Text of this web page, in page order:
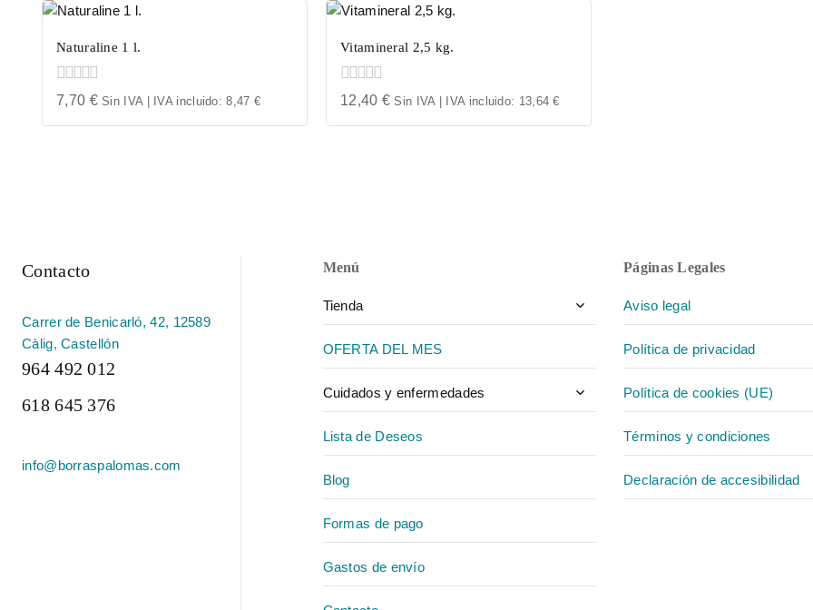
Naturaline 1 l.
0
of
7,70 € Sin IVA | IVA incluido:8,47 €
Vitamineral 2,5 kg.
0
of
12,40 € Sin IVA | IVA incluido: 13,64€
Contacto
Carrer de Benicarló, 42, 12589
Càlig, Castellón
964 492 012
618 645 376
info@borraspalomas.com
Menú
Tienda
menu
OFERTA DEL MES
Cuidados y enfermedades
menu
Lista de Deseos
Blog
Formas de pago
Gastos de envío
Páginas Legales
Aviso legal
Política de privacidad
Política de cookies (UE)
Términos y condiciones
Declaración de accesibilidad